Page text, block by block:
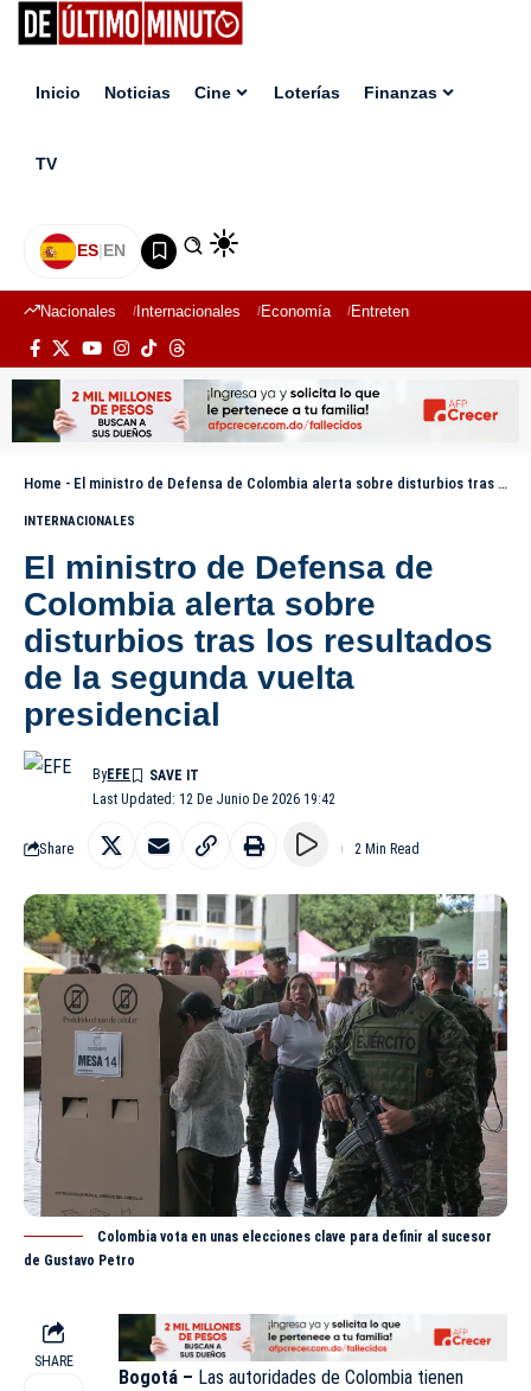
Inicio Noticias Cine Loterías Finanzas
TV
ES|EN
Nacionales Internacionales Economía Entretenimiento
Home - El ministro de Defensa de Colombia alerta sobre disturbios tras los resultados de la segunda vuelta presidencial
INTERNACIONALES
El ministro de Defensa de
Colombia alerta sobre
disturbios tras los resultados
de la segunda vuelta
presidencial
Last Updated: 12 De Junio De 2026 19:42
ByEFE
Share 2 Min Read
Colombia vota en unas elecciones clave para definir al sucesor
de Gustavo Petro
SHARE
Bogotá – Las autoridades de Colombia tienen